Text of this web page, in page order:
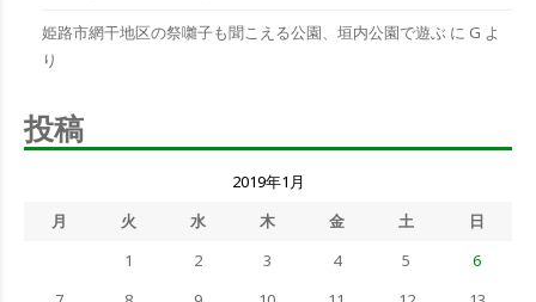
姫路市網干地区の祭囃子も聞こえる公園、垣内公園で遊ぶ に G よ
り
投稿
2019年1月
月
火 水 木 金 土
日
1
2 3 4 5
6